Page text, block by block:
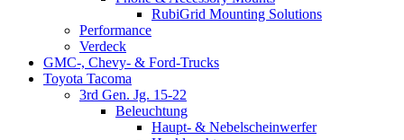
RubiGrid Mounting Solutions
Performance
Verdeck
GMC-, Chevy- & Ford-Trucks
Toyota Tacoma
3rd Gen. Jg. 15-22
Beleuchtung
Haupt- & Nebelscheinwerfer